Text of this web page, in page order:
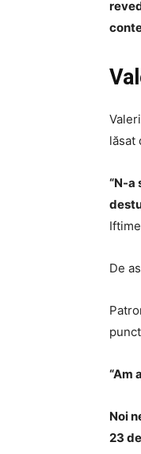
lăsat
“N-a
De
“Am
Noi
23